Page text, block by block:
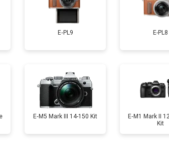
матрицы
E‑PL9 E-PL8
E‑M5 Mark III 14-150 Kit
E‑M1 Mark II
Kit